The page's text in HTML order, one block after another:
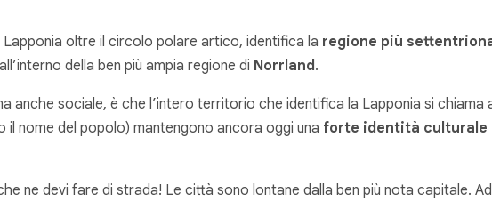
oltre il circolo polare artico, identifica la regione più
della ben più ampia regione di Norrland.
anche sociale, è che l’intero territorio che identifica la Lapponia si chiama
il nome del popolo) mantengono ancora oggi una forte identità culturale
ne devi fare di strada! Le città sono lontane dalla ben più nota capitale.